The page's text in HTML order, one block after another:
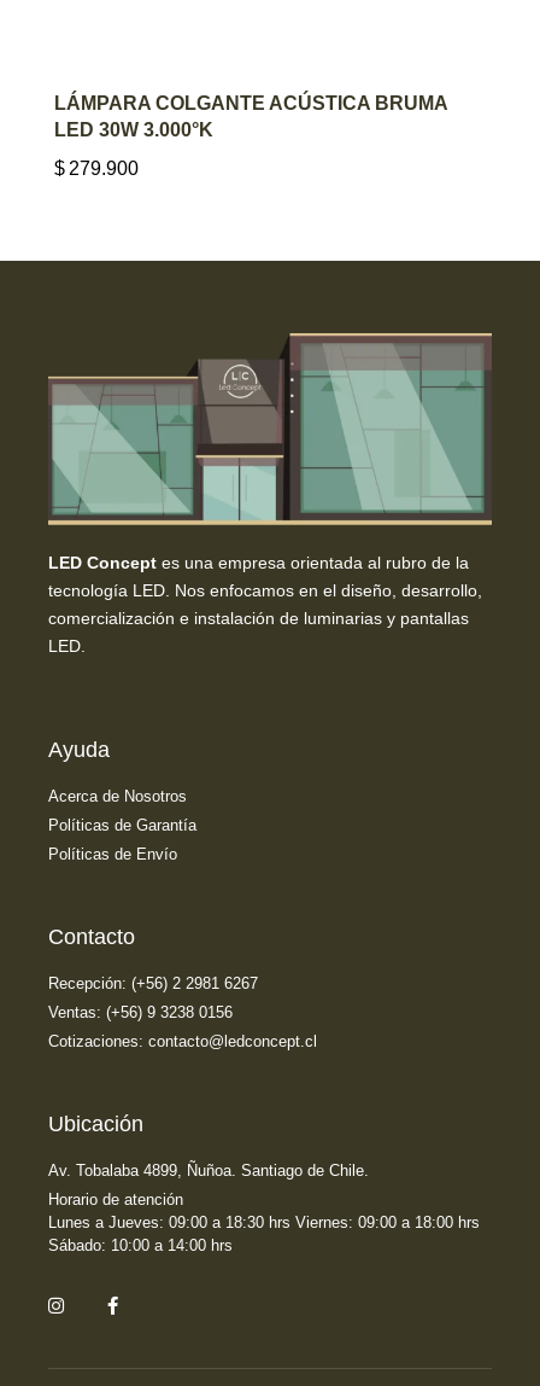
AGREGAR AL CARRITO
LÁMPARA COLGANTE ACÚSTICA BRUMA
LED 30W 3.000°K
$ 279.900
LED Concept es una empresa orientada al rubro de la
tecnología LED. Nos enfocamos en el diseño, desarrollo,
comercialización e instalación de luminarias y pantallas
LED.
Ayuda
Acerca de Nosotros
Políticas de Garantía
Políticas de Envío
Contacto
Recepción: (+56) 2 2981 6267
Ventas: (+56) 9 3238 0156
Cotizaciones: contacto@ledconcept.cl
Ubicación
Av. Tobalaba 4899, Ñuñoa. Santiago de Chile.
Horario de atención
Lunes a Jueves: 09:00 a 18:30 hrs Viernes: 09:00 a 18:00 hrs
Sábado: 10:00 a 14:00 hrs